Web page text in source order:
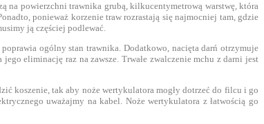
na powierzchni trawnika grubą, kilkucentymetrową warstwę, która
ponieważ korzenie traw rozrastają się najmocniej tam, gdzie
ją częściej podlewać.
ogólny stan trawnika. Dodatkowo, nacięta darń otrzymuje
eliminację raz na zawsze. Trwałe zwalczenie mchu z darni jest
koszenie, tak aby noże wertykulatora mogły dotrzeć do filcu i go
uważajmy na kabel. Noże wertykulatora z łatwością go